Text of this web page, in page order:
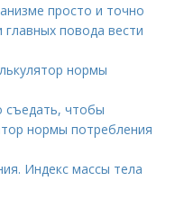
просто и точно
повода вести
нормы
съедать, чтобы
нормы потребления
Индекс массы тела